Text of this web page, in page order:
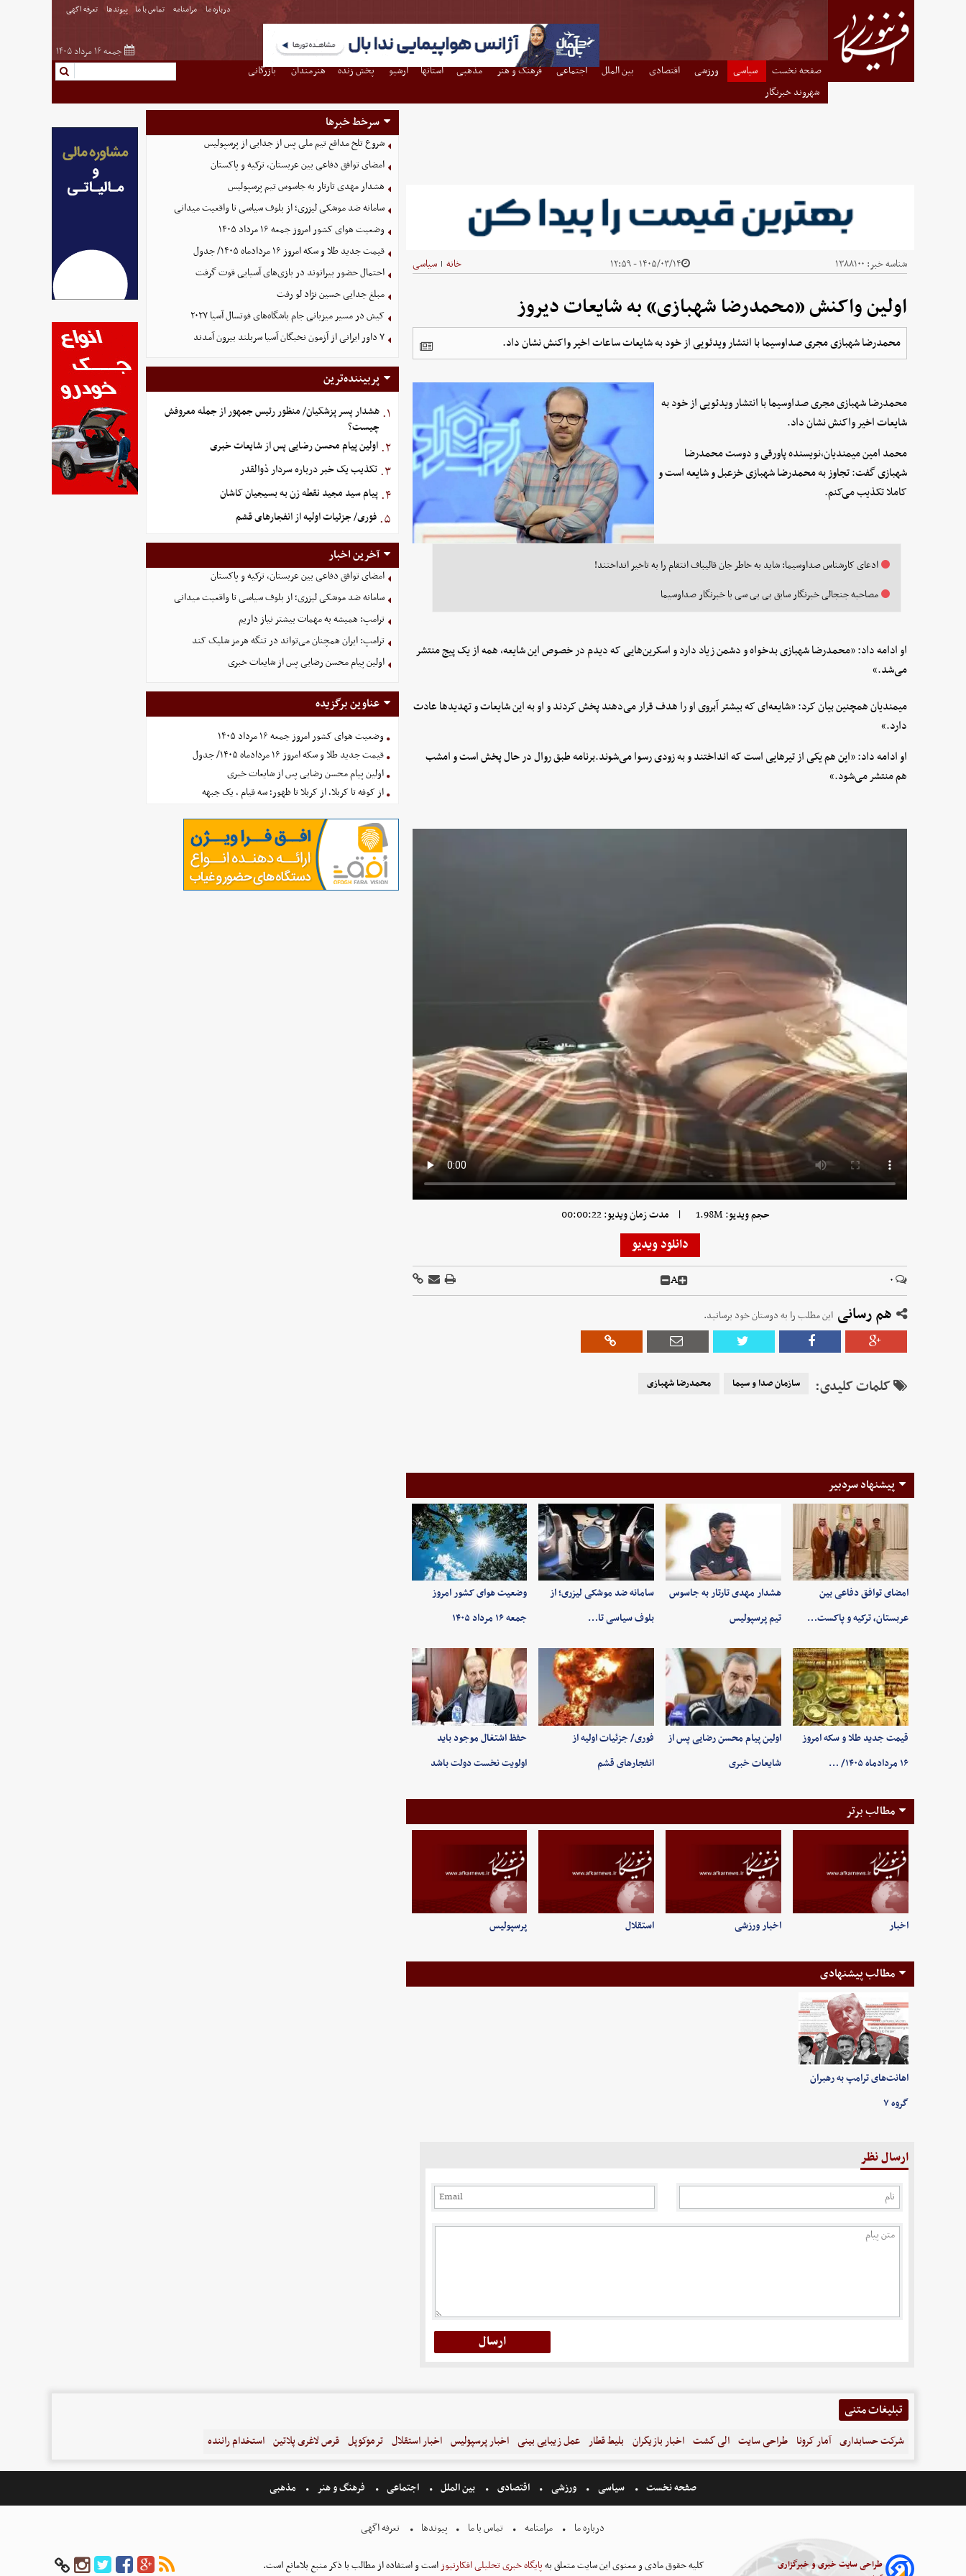
درباره ما مرامنامه تماس با ما پیوندها تعرفه اگهی
جمعه ۱۶ مرداد ۱۴۰۵
صفحه نخست سیاسی ورزشی اقتصادی بین الملل اجتماعی فرهنگ و هنر مذهبی استانها آرشیو پخش زنده هنرمندان
بازرگانی
شهروند خبرنگار
شناسه خبر: ۱۳۸۸۱۰۰ ۱۴۰۵/۰۳/۱۴ - ۱۲:۵۹ خانه | سیاسی
اولین واکنش «محمدرضا شهبازی» به شایعات دیروز
محمدرضا شهبازی مجری صداوسیما با انتشار ویدئویی از خود به شایعات ساعات اخیر واکنش نشان داد.
محمدرضا شهبازی مجری صداوسیما با انتشار ویدئویی از خود به
شایعات اخیر واکنش نشان داد.
محمد امین میمندیان،نویسنده پاورقی و دوست محمدرضا
شهبازی گفت: تجاوز به محمدرضا شهبازی خزعبل و شایعه است و
کاملا تکذیب می‌کنم.
ادعای کارشناس صداوسیما: شاید به خاطر جان قالیباف انتقام را به تاخیر انداختند!
مصاحبه جنجالی خبرنگار سابق بی بی سی با خبرنگار صداوسیما
او ادامه داد: «محمدرضا شهبازی بدخواه و دشمن زیاد دارد و اسکرین‌هایی که دیدم در خصوص این شایعه، همه از یک پیج منتشر
می‌شد.»
میمندیان همچنین بیان کرد: «شایعه‌ای که بیشتر آبروی او را هدف قرار می‌دهند پخش کردند و او به این شایعات و تهدیدها عادت
دارد.»
او ادامه داد: «این هم یکی از تیرهایی است که انداختند و به زودی رسوا می‌شوند.برنامه طبق روال در حال پخش است و امشب
هم منتشر می‌شود.»
حجم ویدیو: 1.98M | مدت زمان ویدیو: 00:00:22
دانلود ویدیو
۰ A
هم رسانی این مطلب را به دوستان خود برسانید.
کلمات کلیدی: سازمان صدا و سیما محمدرضا شهبازی
پیشنهاد سردبیر
امضای توافق دفاعی بین
عربستان، ترکیه و پاکست…
هشدار مهدی تارتار به جاسوس
تیم پرسپولیس
سامانه ضد موشکی لیزری؛ از
بلوف سیاسی تا…
وضعیت هوای کشور امروز
جمعه ۱۶ مرداد ۱۴۰۵
قیمت جدید طلا و سکه امروز
۱۶ مردادماه ۱۴۰۵/ …
اولین پیام محسن رضایی پس از
شایعات خبری
فوری/ جزئیات اولیه از
انفجارهای قشم
حفظ اشتغال موجود باید
اولویت نخست دولت باشد
مطالب برتر
اخبار اخبار ورزشی استقلال پرسپولیس
مطالب پیشنهادی
اهانت‌های ترامپ به رهبران
گروه ۷
ارسال نظر
سرخط خبرها
شروع تلخ مدافع تیم ملی پس از جدایی از پرسپولیس
امضای توافق دفاعی بین عربستان، ترکیه و پاکستان
هشدار مهدی تارتار به جاسوس تیم پرسپولیس
سامانه ضد موشکی لیزری؛ از بلوف سیاسی تا واقعیت میدانی
وضعیت هوای کشور امروز جمعه ۱۶ مرداد ۱۴۰۵
قیمت جدید طلا و سکه امروز ۱۶ مردادماه ۱۴۰۵/ جدول
احتمال حضور بیرانوند در بازی‌های آسیایی قوت گرفت
مبلغ جدایی حسین نژاد لو رفت
کیش در مسیر میزبانی جام باشگاه‌های فوتسال آسیا ۲۰۲۷
۷ داور ایرانی از آزمون نخبگان آسیا سربلند بیرون آمدند
پربیننده‌ترین
۱. هشدار پسر پزشکیان/ منظور رئیس جمهور از جمله معروفش
چیست؟
۲. اولین پیام محسن رضایی پس از شایعات خبری
۳. تکذیب یک خبر درباره سردار ذوالقدر
۴. پیام سید مجید نقطه زن به بسیجیان کاشان
۵. فوری/ جزئیات اولیه از انفجارهای قشم
آخرین اخبار
امضای توافق دفاعی بین عربستان، ترکیه و پاکستان
سامانه ضد موشکی لیزری؛ از بلوف سیاسی تا واقعیت میدانی
ترامپ: همیشه به مهمات بیشتر نیاز داریم
ترامپ: ایران همچنان می‌تواند در تنگه هرمز شلیک کند
اولین پیام محسن رضایی پس از شایعات خبری
عناوین برگزیده
وضعیت هوای کشور امروز جمعه ۱۶ مرداد ۱۴۰۵
قیمت جدید طلا و سکه امروز ۱۶ مردادماه ۱۴۰۵/ جدول
اولین پیام محسن رضایی پس از شایعات خبری
از کوفه تا کربلا، از کربلا تا ظهور؛ سه قیام ، یک جبهه
تبلیغات متنی
شرکت حسابداری آمار کرونا طراحی سایت الی گشت اخبار بازیگران بلیط قطار عمل زیبایی بینی اخبار پرسپولیس اخبار استقلال ترموکوپل قرص لاغری پلاتین استخدام راننده
صفحه نخست سیاسی ورزشی اقتصادی بین الملل اجتماعی فرهنگ و هنر مذهبی
درباره ما مرامنامه تماس با ما پیوندها تعرفه اگهی
طراحی سایت خبری و خبرگزاری
کلیه حقوق مادی و معنوی این سایت متعلق بهپایگاه خبری تحلیلی افکارنیوزاست و استفاده از مطالب با ذکر منبع بلامانع است.